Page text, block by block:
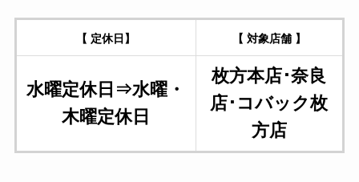
【 定休日】 【 対象店舗 】
水曜定休日⇒水曜・
木曜定休日
枚方本店･奈良
店･コバック枚
方店